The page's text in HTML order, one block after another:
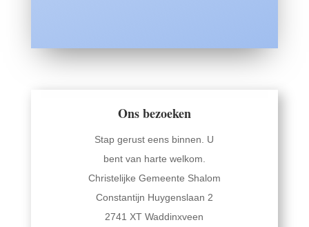
Ons bezoeken
Stap gerust eens binnen. U
bent van harte welkom.
Christelijke Gemeente Shalom
Constantijn Huygenslaan 2
2741 XT Waddinxveen